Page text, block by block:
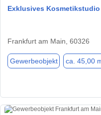
Exklusives
Frankfurt am Main, 60326
Gewerbeobjekt ca. 45,00